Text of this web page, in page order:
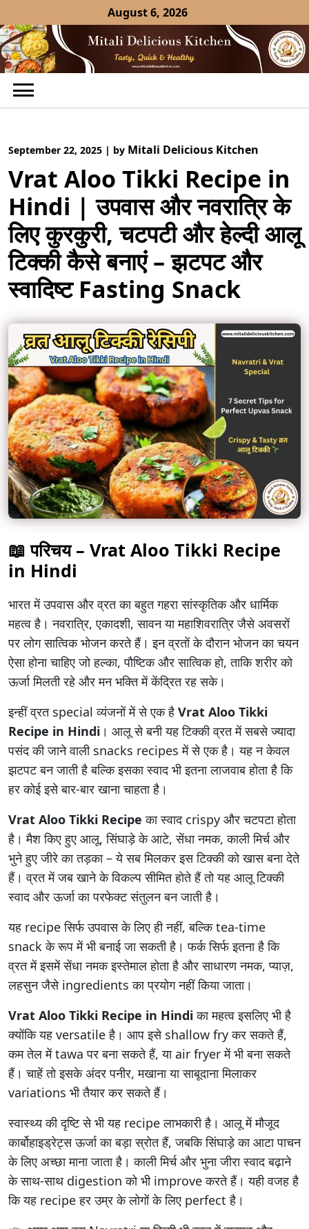
to
content
August 6, 2026
September 22, 2025 | by Mitali Delicious Kitchen
Vrat Aloo Tikki Recipe in
Hindi | उपवास और नवरात्रि के
लिए कुरकुरी, चटपटी और हेल्दी आलू
टिक्की कैसे बनाएं – झटपट और
स्वादिष्ट Fasting Snack
📖 परिचय – Vrat Aloo Tikki Recipe
in Hindi
भारत में उपवास और व्रत का बहुत गहरा सांस्कृतिक और धार्मिक
महत्व है। नवरात्रि, एकादशी, सावन या महाशिवरात्रि जैसे अवसरों
पर लोग सात्विक भोजन करते हैं। इन व्रतों के दौरान भोजन का चयन
ऐसा होना चाहिए जो हल्का, पौष्टिक और सात्विक हो, ताकि शरीर को
ऊर्जा मिलती रहे और मन भक्ति में केंद्रित रह सके।
इन्हीं व्रत special व्यंजनों में से एक है Vrat Aloo Tikki
Recipe in Hindi । आलू से बनी यह टिक्की व्रत में सबसे ज्यादा
पसंद की जाने वाली snacks recipes में से एक है। यह न केवल
झटपट बन जाती है बल्कि इसका स्वाद भी इतना लाजवाब होता है कि
हर कोई इसे बार-बार खाना चाहता है।
Vrat Aloo Tikki Recipe का स्वाद crispy और चटपटा होता
है। मैश किए हुए आलू, सिंघाड़े के आटे, सेंधा नमक, काली मिर्च और
भुने हुए जीरे का तड़का – ये सब मिलकर इस टिक्की को खास बना देते
हैं। व्रत में जब खाने के विकल्प सीमित होते हैं तो यह आलू टिक्की
स्वाद और ऊर्जा का परफेक्ट संतुलन बन जाती है।
यह recipe सिर्फ उपवास के लिए ही नहीं, बल्कि tea-time
snack के रूप में भी बनाई जा सकती है। फर्क सिर्फ इतना है कि
व्रत में इसमें सेंधा नमक इस्तेमाल होता है और साधारण नमक, प्याज़,
लहसुन जैसे ingredients का प्रयोग नहीं किया जाता।
Vrat Aloo Tikki Recipe in Hindiका महत्व इसलिए भी है
क्योंकि यह versatile है। आप इसे shallow fry कर सकते हैं,
कम तेल में tawa पर बना सकते हैं, या air fryer में भी बना सकते
हैं। चाहें तो इसके अंदर पनीर, मखाना या साबूदाना मिलाकर
variations भी तैयार कर सकते हैं।
स्वास्थ्य की दृष्टि से भी यह recipe लाभकारी है। आलू में मौजूद
कार्बोहाइड्रेट्स ऊर्जा का बड़ा स्रोत हैं, जबकि सिंघाड़े का आटा पाचन
के लिए अच्छा माना जाता है। काली मिर्च और भुना जीरा स्वाद बढ़ाने
के साथ-साथ digestion को भी improve करते हैं। यही वजह है
कि यह recipe हर उम्र के लोगों के लिए perfect है।